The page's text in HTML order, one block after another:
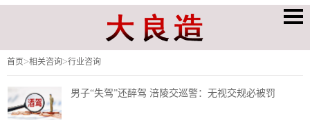
首页>相关咨询>行业咨询
男子“失驾”还醉驾 涪陵交巡警：无视交规必被罚